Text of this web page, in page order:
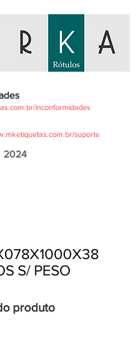
inconformidades
suporte
2024
S/ PESO
produto